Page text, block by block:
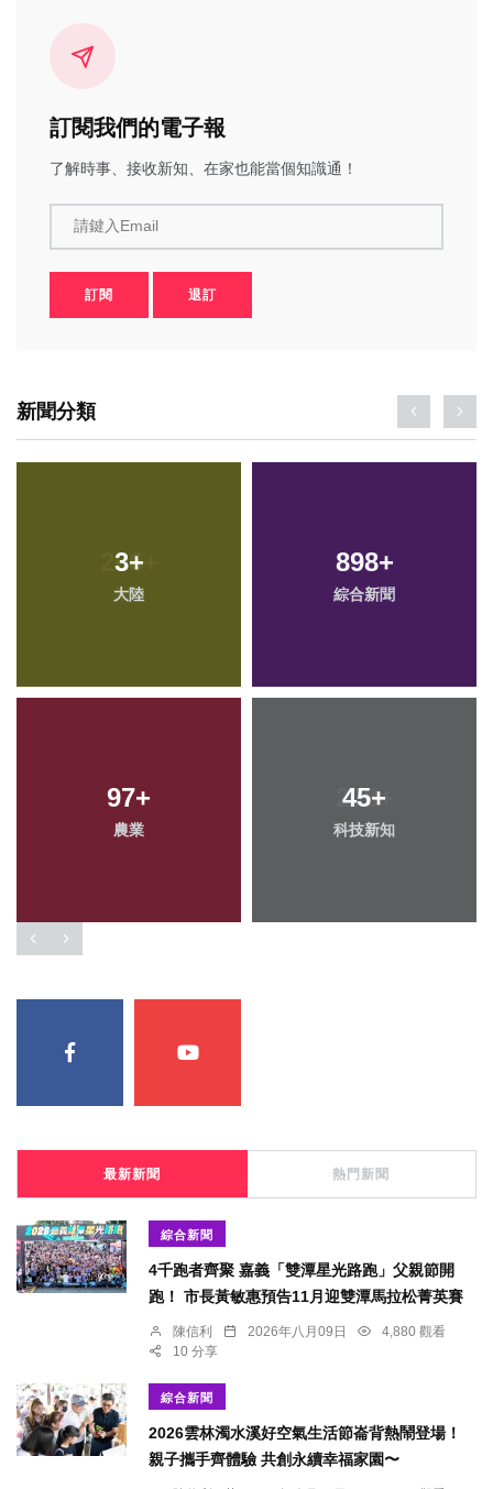
訂閱我們的電子報
了解時事、接收新知、在家也能當個知識通！
請鍵入Email
訂閱 退訂
新聞分類
3+
大陸
898+
綜合新聞
97+
農業
45+
科技新知
最新新聞 熱門新聞
綜合新聞
4千跑者齊聚 嘉義「雙潭星光路跑」父親節開
跑！ 市長黃敏惠預告11月迎雙潭馬拉松菁英賽
陳信利 2026年八月09日
4,880 觀看
10 分享
綜合新聞
2026雲林濁水溪好空氣生活節崙背熱鬧登場！
親子攜手齊體驗 共創永續幸福家園〜